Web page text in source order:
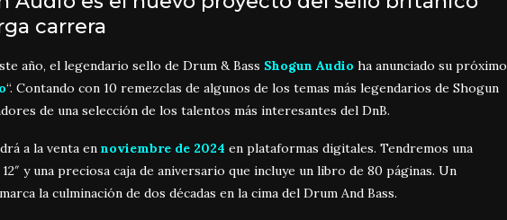
carrera
año, el legendario sello de Drum & Bass Shogun Audio ha anunciado su próximo
“. Contando con 10 remezclas de algunos de los temas más legendarios de Shogun
de una selección de los talentos más interesantes del DnB.
a la venta en noviembre de 2024 en plataformas digitales. Tendremos una
y una preciosa caja de aniversario que incluye un libro de 80 páginas. Un
la culminación de dos décadas en la cima del Drum And Bass.